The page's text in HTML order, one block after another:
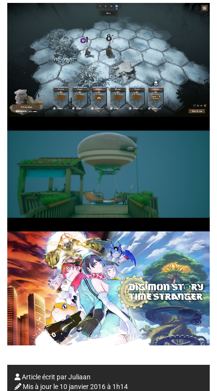
Article écrit parJuliaan
Mis à jour le 10 janvier 2016 à 1h14